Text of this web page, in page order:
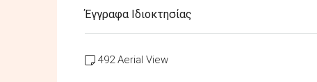
Έγγραφα Ιδιοκτησίας
492 Aerial View